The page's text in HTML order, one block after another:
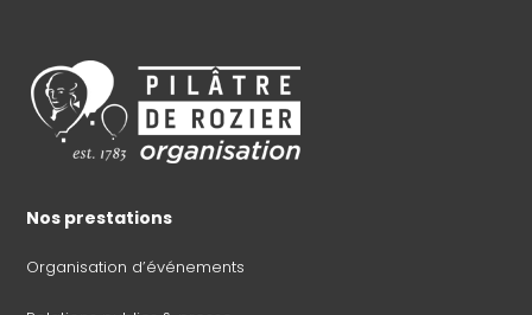
Nos prestations
Organisation d’événements